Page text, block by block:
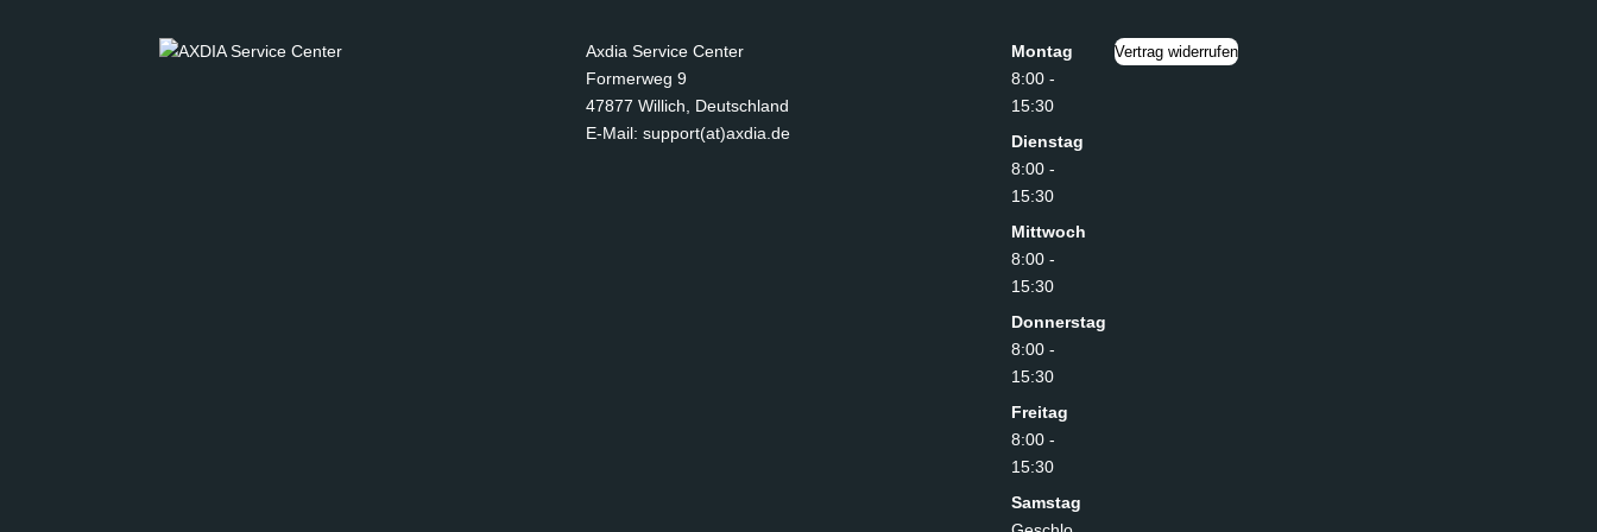
Axdia Service Center
Formerweg 9
47877 Willich, Deutschland
E-Mail: support(at)axdia.de
Montag
8:00 -
15:30
Dienstag
8:00 -
15:30
Mittwoch
8:00 -
15:30
Donnerstag
8:00 -
15:30
Freitag
8:00 -
15:30
Samstag
Vertrag widerrufen